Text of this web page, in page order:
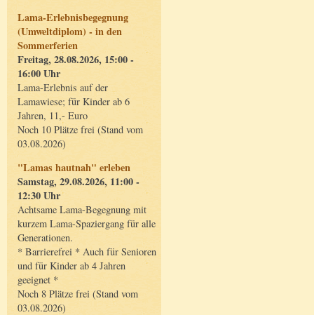
Lama-Erlebnisbegegnung
(Umweltdiplom) - in den
Sommerferien
Freitag, 28.08.2026, 15:00 -
16:00 Uhr
Lama-Erlebnis auf der
Lamawiese; für Kinder ab 6
Jahren, 11,- Euro
Noch 10 Plätze frei (Stand vom
03.08.2026)
"Lamas hautnah" erleben
Samstag, 29.08.2026, 11:00 -
12:30 Uhr
Achtsame Lama-Begegnung mit
kurzem Lama-Spaziergang für alle
Generationen.
* Barrierefrei * Auch für Senioren
und für Kinder ab 4 Jahren
geeignet *
Noch 8 Plätze frei (Stand vom
03.08.2026)